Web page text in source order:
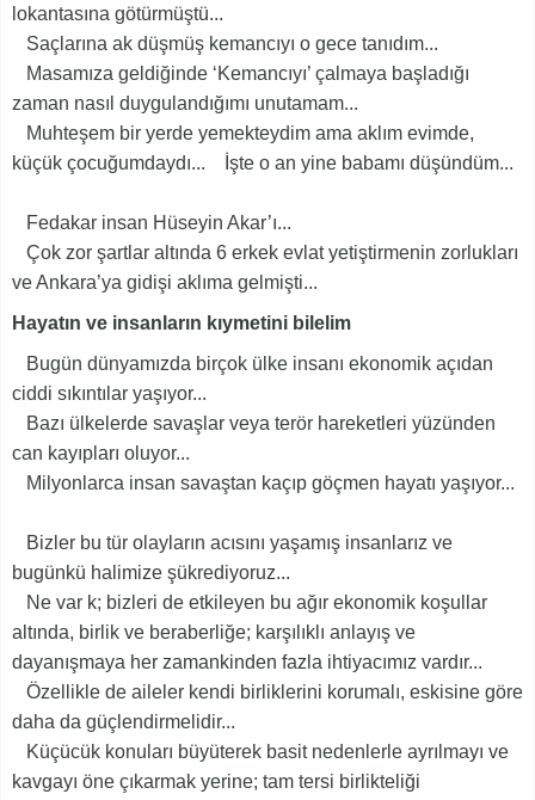
lokantasına götürmüştü...
Saçlarına ak düşmüş kemancıyı o gece tanıdım...
Masamıza geldiğinde ‘Kemancıyı’ çalmaya başladığı
zaman nasıl duygulandığımı unutamam...
Muhteşem bir yerde yemekteydim ama aklım evimde,
küçük çocuğumdaydı... İşte o an yine babamı düşündüm...
Fedakar insan Hüseyin Akar’ı...
Çok zor şartlar altında 6 erkek evlat yetiştirmenin zorlukları
ve Ankara’ya gidişi aklıma gelmişti...
Hayatın ve insanların kıymetini bilelim
Bugün dünyamızda birçok ülke insanı ekonomik açıdan
ciddi sıkıntılar yaşıyor...
Bazı ülkelerde savaşlar veya terör hareketleri yüzünden
can kayıpları oluyor...
Milyonlarca insan savaştan kaçıp göçmen hayatı yaşıyor...
Bizler bu tür olayların acısını yaşamış insanlarız ve
bugünkü halimize şükrediyoruz...
Ne var k; bizleri de etkileyen bu ağır ekonomik koşullar
altında, birlik ve beraberliğe; karşılıklı anlayış ve
dayanışmaya her zamankinden fazla ihtiyacımız vardır...
Özellikle de aileler kendi birliklerini korumalı, eskisine göre
daha da güçlendirmelidir...
Küçücük konuları büyüterek basit nedenlerle ayrılmayı ve
kavgayı öne çıkarmak yerine; tam tersi birlikteliği